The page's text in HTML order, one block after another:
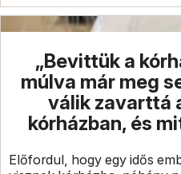
„Bevittük a
múlva már meg
válik zavarttá
kórházban, és
Előfordul, hogy egy idős